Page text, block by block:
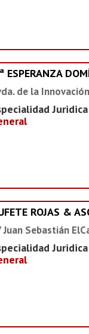
ESPERANZA
de la
ROJAS &
Juan Sebastián